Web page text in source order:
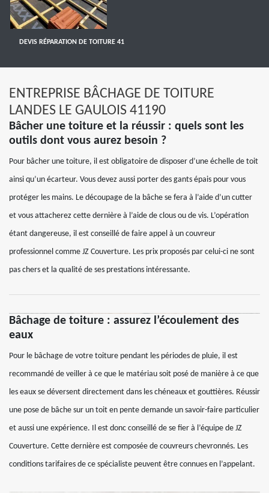
DEVIS RÉPARATION DE TOITURE 41
ENTREPRISE BÂCHAGE DE TOITURE
LANDES LE GAULOIS 41190
Bâcher une toiture et la réussir : quels sont les
outils dont vous aurez besoin ?
Pour bâcher une toiture, il est obligatoire de disposer d’une échelle de toit
ainsi qu’un écarteur. Vous devez aussi porter des gants épais pour vous
protéger les mains. Le découpage de la bâche se fera à l’aide d’un cutter
et vous attacherez cette dernière à l’aide de clous ou de vis. L’opération
étant dangereuse, il est conseillé de faire appel à un couvreur
professionnel comme JZ Couverture. Les prix proposés par celui-ci ne sont
pas chers et la qualité de ses prestations intéressante.
Bâchage de toiture : assurez l’écoulement des
eaux
Pour le bâchage de votre toiture pendant les périodes de pluie, il est
recommandé de veiller à ce que le matériau soit posé de manière à ce que
les eaux se déversent directement dans les chéneaux et gouttières. Réussir
une pose de bâche sur un toit en pente demande un savoir-faire particulier
et aussi une expérience. Il est donc conseillé de se fier à l’équipe de JZ
Couverture. Cette dernière est composée de couvreurs chevronnés. Les
conditions tarifaires de ce spécialiste peuvent être connues en l’appelant.